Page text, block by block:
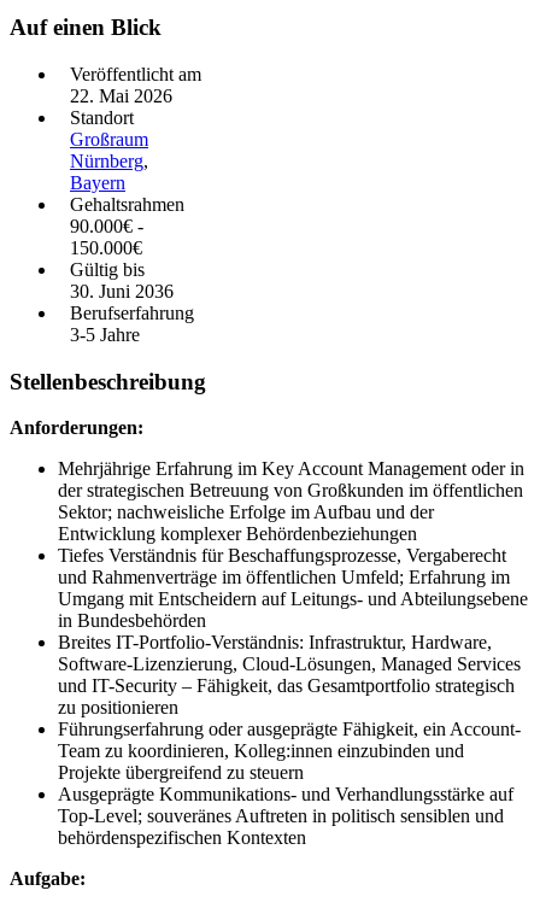
Auf einen Blick
Veröffentlicht am
22. Mai 2026
Standort
Großraum
Nürnberg,
Bayern
Gehaltsrahmen
90.000€ -
150.000€
Gültig bis
30. Juni 2036
Berufserfahrung
3-5 Jahre
Stellenbeschreibung
Anforderungen:
Mehrjährige Erfahrung im Key Account Management oder in
der strategischen Betreuung von Großkunden im öffentlichen
Sektor; nachweisliche Erfolge im Aufbau und der
Entwicklung komplexer Behördenbeziehungen
Tiefes Verständnis für Beschaffungsprozesse, Vergaberecht
und Rahmenverträge im öffentlichen Umfeld; Erfahrung im
Umgang mit Entscheidern auf Leitungs- und Abteilungsebene
in Bundesbehörden
Breites IT-Portfolio-Verständnis: Infrastruktur, Hardware,
Software-Lizenzierung, Cloud-Lösungen, Managed Services
und IT-Security – Fähigkeit, das Gesamtportfolio strategisch
zu positionieren
Führungserfahrung oder ausgeprägte Fähigkeit, ein Account-
Team zu koordinieren, Kolleg:innen einzubinden und
Projekte übergreifend zu steuern
Ausgeprägte Kommunikations- und Verhandlungsstärke auf
Top-Level; souveränes Auftreten in politisch sensiblen und
behördenspezifischen Kontexten
Aufgabe: